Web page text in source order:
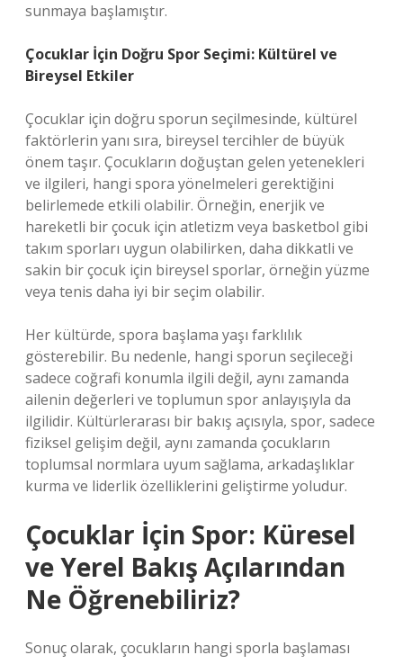
sunmaya başlamıştır.
Çocuklar İçin Doğru Spor Seçimi: Kültürel ve
Bireysel Etkiler
Çocuklar için doğru sporun seçilmesinde, kültürel
faktörlerin yanı sıra, bireysel tercihler de büyük
önem taşır. Çocukların doğuştan gelen yetenekleri
ve ilgileri, hangi spora yönelmeleri gerektiğini
belirlemede etkili olabilir. Örneğin, enerjik ve
hareketli bir çocuk için atletizm veya basketbol gibi
takım sporları uygun olabilirken, daha dikkatli ve
sakin bir çocuk için bireysel sporlar, örneğin yüzme
veya tenis daha iyi bir seçim olabilir.
Her kültürde, spora başlama yaşı farklılık
gösterebilir. Bu nedenle, hangi sporun seçileceği
sadece coğrafi konumla ilgili değil, aynı zamanda
ailenin değerleri ve toplumun spor anlayışıyla da
ilgilidir. Kültürlerarası bir bakış açısıyla, spor, sadece
fiziksel gelişim değil, aynı zamanda çocukların
toplumsal normlara uyum sağlama, arkadaşlıklar
kurma ve liderlik özelliklerini geliştirme yoludur.
Çocuklar İçin Spor: Küresel
ve Yerel Bakış Açılarından
Ne Öğrenebiliriz?
Sonuç olarak, çocukların hangi sporla başlaması